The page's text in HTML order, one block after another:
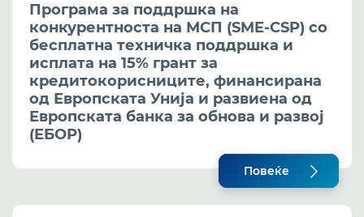
Програма за поддршка на
конкурентноста на МСП (SME-CSP) со
бесплатна техничка поддршка и
исплата на 15% грант за
кредитокорисниците, финансирана
од Европската Унија и развиена од
Европската банка за обнова и развој
(ЕБОР)
Повеќе